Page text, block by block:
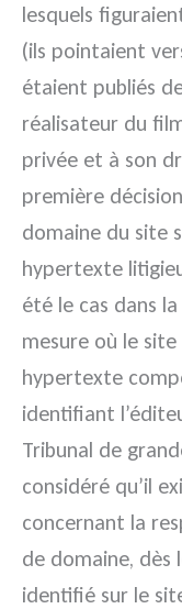
lesquels
(ils pointaient
étaient publiés
réalisateur du
privée et à son
première
domaine du site
hypertexte
été le cas dans
mesure où le
hypertexte
identifiant
Tribunal de
considéré qu’il
concernant la
de domaine, dès
identifié sur le